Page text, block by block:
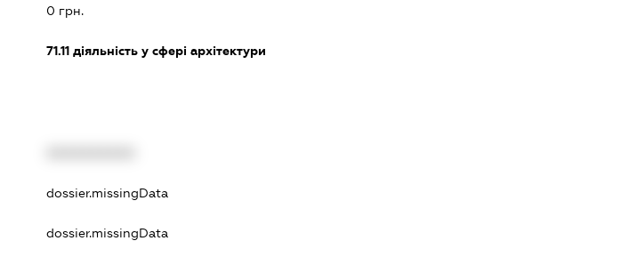
0 грн.
71.11діяльність у сфері архітектури
dossier.missingData
dossier.missingData